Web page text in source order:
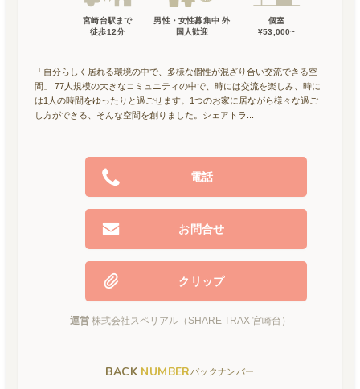
宮崎台駅まで
徒歩12分
男性・女性募集中 外
国人歓迎
個室
¥53,000~
「自分らしく居れる環境の中で、多様な個性が混ざり合い交流できる空
間」 77人規模の大きなコミュニティの中で、時には交流を楽しみ、時に
は1人の時間をゆったりと過ごせます。1つのお家に居ながら様々な過ご
し方ができる、そんな空間を創りました。シェアトラ...
電話
お問合せ
クリップ
運営 株式会社スペリアル（SHARE TRAX 宮崎台）
BACK NUMBER バックナンバー